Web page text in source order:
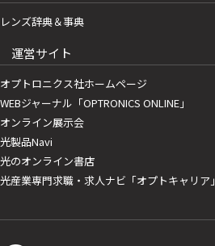
レンズ辞典＆事典
運営サイト
オプトロニクス社ホームページ
WEBジャーナル「OPTRONICS ONLINE」
オンライン展示会
光製品Navi
光のオンライン書店
光産業専門求職・求人ナビ「オプトキャリア」